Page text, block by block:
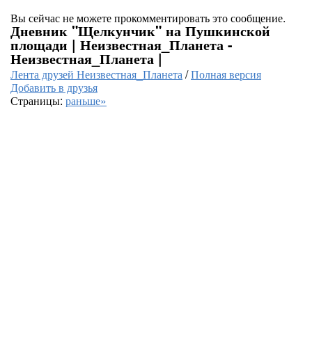
Вы сейчас не можете прокомментировать это сообщение.
Дневник "Щелкунчик" на Пушкинской
площади | Неизвестная_Планета -
Неизвестная_Планета |
Лента друзей Неизвестная_Планета/Полная версия
Добавить в друзья
Страницы: раньше»